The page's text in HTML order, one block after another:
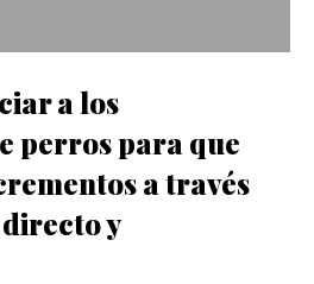
a los
perros para que
a través
y